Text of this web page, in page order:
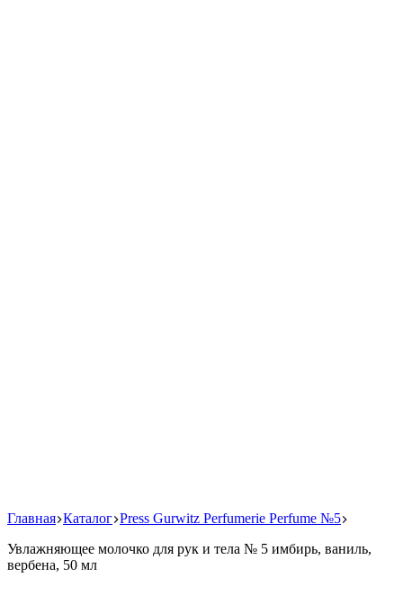
Главная Каталог Press Gurwitz Perfumerie Perfume №5
Увлажняющее молочко для рук и тела № 5 имбирь, ваниль,
вербена, 50 мл